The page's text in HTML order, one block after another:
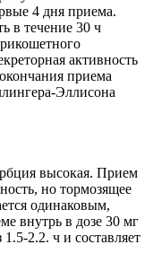
4 дня приема.
в течение 30 ч
активность
приема
Эллисона
высокая. Прием
но тормозящее
одинаковым,
внутрь в дозе 30 мг
2.2. ч и составляет